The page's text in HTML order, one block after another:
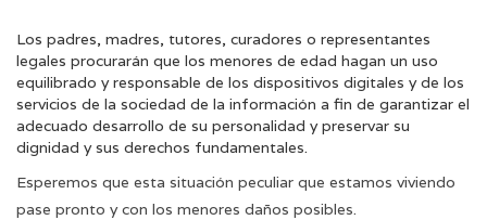
Los padres, madres, tutores, curadores o representantes
legales procurarán que los menores de edad hagan un uso
equilibrado y responsable de los dispositivos digitales y de los
servicios de la sociedad de la información a fin de garantizar el
adecuado desarrollo de su personalidad y preservar su
dignidad y sus derechos fundamentales.
Esperemos que esta situación peculiar que estamos viviendo
pase pronto y con los menores daños posibles.